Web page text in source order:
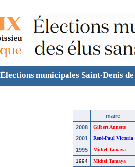
Élections municipales Saint-Denis
maire
2008
Gilbert Annette
2001 René-Paul Victoria
1995 Michel Tamaya
1994 Michel Tamaya